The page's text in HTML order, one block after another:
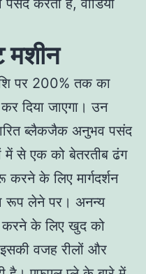
मशीन
पर 200% तक का
कर दिया जाएगा। उन
ब्लैकजैक अनुभव पसंद
से एक को बेतरतीब ढंग
के लिए मार्गदर्शन
रूप लेने पर। अनन्य
करने के लिए खुद को
इसकी वजह रीलों और